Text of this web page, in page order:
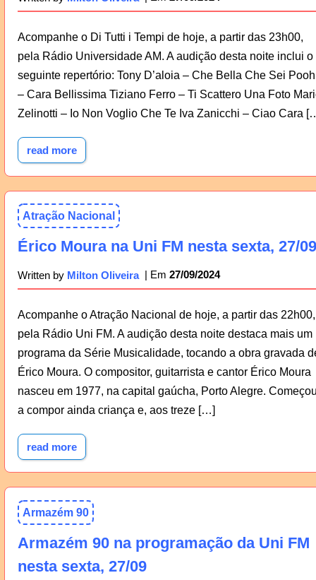
Acompanhe o Di Tutti i Tempi de hoje, a partir das 23h00,
pela Rádio Universidade AM. A audição desta noite inclui o
seguinte repertório: Tony D’aloia – Che Bella Che Sei Pooh
– Cara Bellissima Tiziano Ferro – Ti Scattero Una Foto
Zelinotti – Io Non Voglio Che Te Iva Zanicchi – Ciao Cara
read more
Atração Nacional
Érico Moura na Uni FM nesta sexta, 27/09
Written by Milton Oliveira 27/09/2024
Acompanhe o Atração Nacional de hoje, a partir das 22h00,
pela Rádio Uni FM. A audição desta noite destaca mais um
programa da Série Musicalidade, tocando a obra gravada
Érico Moura. O compositor, guitarrista e cantor Érico Moura
nasceu em 1977, na capital gaúcha, Porto Alegre.
a compor ainda criança e, aos treze […]
read more
Armazém 90
Armazém 90 na programação da Uni FM
nesta sexta, 27/09